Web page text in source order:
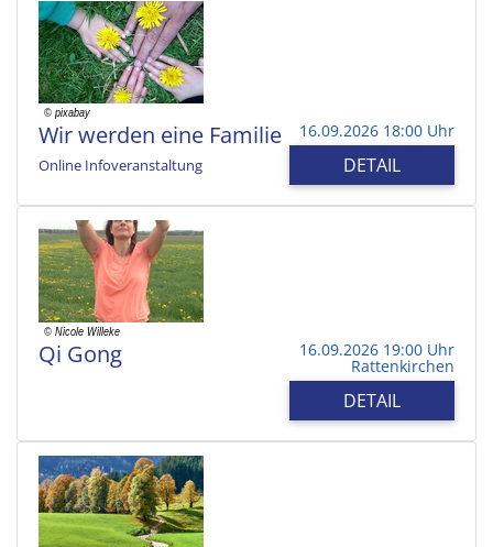
Wir werden eine Familie
Online Infoveranstaltung
16.09.2026 18:00 Uhr
DETAIL
Qi Gong 16.09.2026 19:00 Uhr
Rattenkirchen
DETAIL